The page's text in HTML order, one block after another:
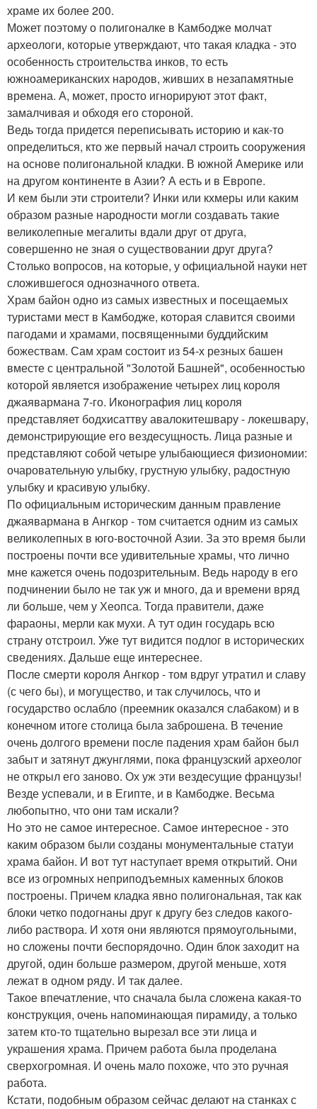
храме их более 200.
Может поэтому о полигоналке в Камбодже молчат
археологи, которые утверждают, что такая кладка - это
особенность строительства инков, то есть
южноамериканских народов, живших в незапамятные
времена. А, может, просто игнорируют этот факт,
замалчивая и обходя его стороной.
Ведь тогда придется переписывать историю и как-то
определиться, кто же первый начал строить сооружения
на основе полигональной кладки. В южной Америке или
на другом континенте в Азии? А есть и в Европе.
И кем были эти строители? Инки или кхмеры или каким
образом разные народности могли создавать такие
великолепные мегалиты вдали друг от друга,
совершенно не зная о существовании друг друга?
Столько вопросов, на которые, у официальной науки нет
сложившегося однозначного ответа.
Храм байон одно из самых известных и посещаемых
туристами мест в Камбодже, которая славится своими
пагодами и храмами, посвященными буддийским
божествам. Сам храм состоит из 54-х резных башен
вместе с центральной "Золотой Башней", особенностью
которой является изображение четырех лиц короля
джаявармана 7-го. Иконография лиц короля
представляет бодхисаттву авалокитешвару - локешвару,
демонстрирующие его вездесущность. Лица разные и
представляют собой четыре улыбающиеся физиономии:
очаровательную улыбку, грустную улыбку, радостную
улыбку и красивую улыбку.
По официальным историческим данным правление
джаявармана в Ангкор - том считается одним из самых
великолепных в юго-восточной Азии. За это время были
построены почти все удивительные храмы, что лично
мне кажется очень подозрительным. Ведь народу в его
подчинении было не так уж и много, да и времени вряд
ли больше, чем у Хеопса. Тогда правители, даже
фараоны, мерли как мухи. А тут один государь всю
страну отстроил. Уже тут видится подлог в исторических
сведениях. Дальше еще интереснее.
После смерти короля Ангкор - том вдруг утратил и славу
(с чего бы), и могущество, и так случилось, что и
государство ослабло (преемник оказался слабаком) и в
конечном итоге столица была заброшена. В течение
очень долгого времени после падения храм байон был
забыт и затянут джунглями, пока французский археолог
не открыл его заново. Ох уж эти вездесущие французы!
Везде успевали, и в Египте, и в Камбодже. Весьма
любопытно, что они там искали?
Но это не самое интересное. Самое интересное - это
каким образом были созданы монументальные статуи
храма байон. И вот тут наступает время открытий. Они
все из огромных неприподъемных каменных блоков
построены. Причем кладка явно полигональная, так как
блоки четко подогнаны друг к другу без следов какого-
либо раствора. И хотя они являются прямоугольными,
но сложены почти беспорядочно. Один блок заходит на
другой, один больше размером, другой меньше, хотя
лежат в одном ряду. И так далее.
Такое впечатление, что сначала была сложена какая-то
конструкция, очень напоминающая пирамиду, а только
затем кто-то тщательно вырезал все эти лица и
украшения храма. Причем работа была проделана
сверхогромная. И очень мало похоже, что это ручная
работа.
Кстати, подобным образом сейчас делают на станках с